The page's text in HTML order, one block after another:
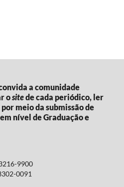
a comunidade
ositede cada periódico, ler
meio da submissão de
nível de Graduação e
9900
0091